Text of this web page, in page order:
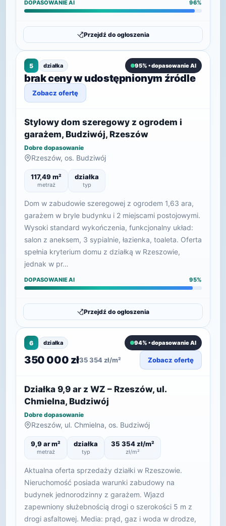
DOPASOWANIE AI 96%
Przejdź do ogłoszenia
5 działka 95% • dopasowanie AI
brak ceny w udostępnionym źródle
Zobacz ofertę
Stylowy dom szeregowy z ogrodem i
garażem, Budziwój, Rzeszów
Dobre dopasowanie
Rzeszów, os. Budziwój
117,49 m²
metraż
działka
typ
Dom w zabudowie szeregowej z ogrodem 1,63 ara,
garażem w bryle budynku i 2 miejscami postojowymi.
Wysoki standard wykończenia, funkcjonalny układ:
salon z aneksem, 3 sypialnie, łazienka, toaleta. Oferta
spełnia kryterium domu z działką w Rzeszowie,
jednak w pr…
DOPASOWANIE AI 95%
Przejdź do ogłoszenia
6 działka 94% • dopasowanie AI
350 000 zł35 354 zł/m² Zobacz ofertę
Działka 9,9 ar z WZ – Rzeszów, ul.
Chmielna, Budziwój
Dobre dopasowanie
Rzeszów, ul. Chmielna, os. Budziwój
9,9 ar m²
metraż
działka
typ
35 354 zł/m²
zł/m²
Aktualna oferta sprzedaży działki w Rzeszowie.
Nieruchomość posiada warunki zabudowy na
budynek jednorodzinny z garażem. Wjazd
zapewniony służebnością drogi o szerokości 5 m z
drogi asfaltowej. Media: prąd, gaz i woda w drodze,